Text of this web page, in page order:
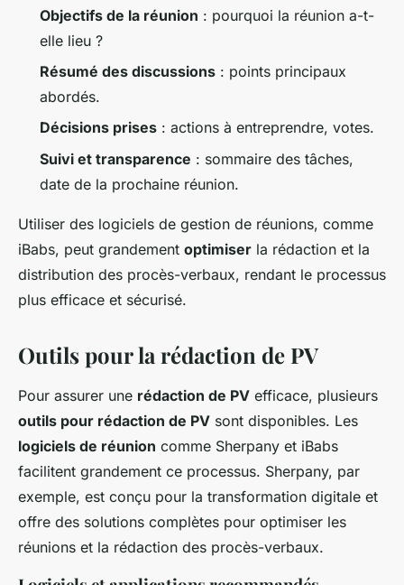
Objectifs de la réunion : pourquoi la réunion a-t-
elle lieu ?
Résumé des discussions : points principaux
abordés.
Décisions prises : actions à entreprendre, votes.
Suivi et transparence : sommaire des tâches,
date de la prochaine réunion.
Utiliser des logiciels de gestion de réunions, comme
iBabs, peut grandement optimiser la rédaction et la
distribution des procès-verbaux, rendant le processus
plus efficace et sécurisé.
Outils pour la rédaction de PV
Pour assurer une rédaction de PV efficace, plusieurs
outils pour rédaction de PV sont disponibles. Les
logiciels de réunion comme Sherpany et iBabs
facilitent grandement ce processus. Sherpany, par
exemple, est conçu pour la transformation digitale et
offre des solutions complètes pour optimiser les
réunions et la rédaction des procès-verbaux.